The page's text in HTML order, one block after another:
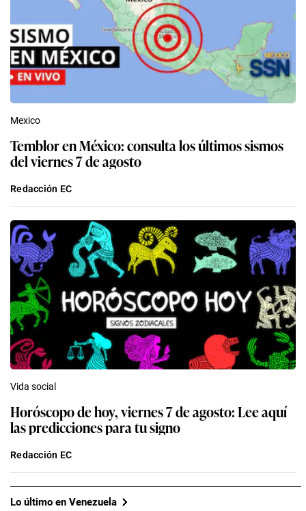
Mexico
Temblor en México: consulta los últimos sismos
del viernes 7 de agosto
Redacción EC
Vida social
Horóscopo de hoy, viernes 7 de agosto: Lee aquí
las predicciones para tu signo
Redacción EC
Lo último en Venezuela